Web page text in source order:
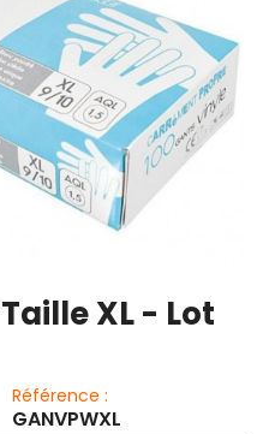
XL - Lot
Référence :
GANVPWXL